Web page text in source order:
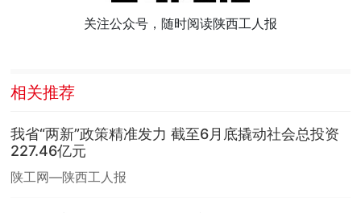
关注公众号，随时阅读陕西工人报
相关推荐
我省“两新”政策精准发力 截至6月底撬动社会总投资
227.46亿元
陕工网—陕西工人报